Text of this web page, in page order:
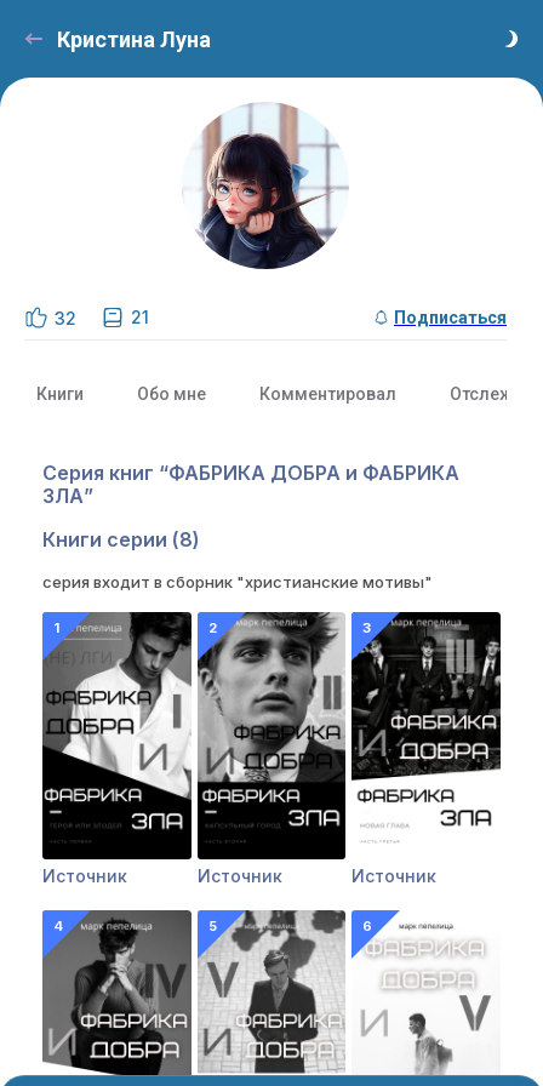
Кристина Луна
32 21 Подписаться
Книги Обо мне Комментировал
Серия книг “ФАБРИКА ДОБРА и ФАБРИКА
ЗЛА”
Книги серии (8)
серия входит в сборник "христианские мотивы"
14+
Источник
14+
Источник
16+
Источник
16+ 16+ 14+